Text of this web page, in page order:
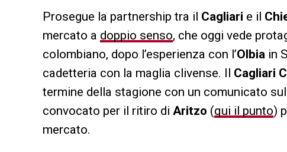
Prosegue la partnership tra il Cagliari e il
mercato a doppio senso, che oggi vede
colombiano, dopo l’esperienza con l’Olbia in
cadetteria con la maglia clivense. Il Cagliari
termine della stagione con un comunicato
convocato per il ritiro di Aritzo (qui il punto)
mercato.